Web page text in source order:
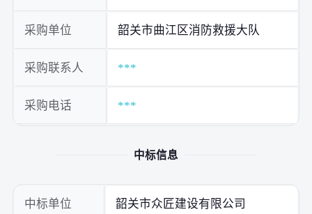
采购单位 韶关市曲江区消防救援大队
采购联系人 ***
采购电话 ***
中标信息
中标单位 韶关市众匠建设有限公司